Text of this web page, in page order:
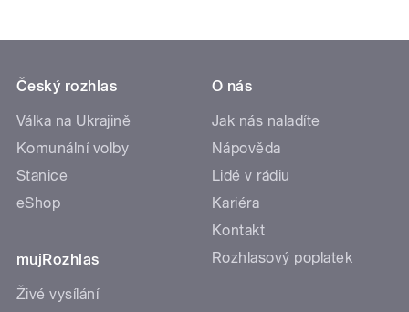
Český rozhlas
Válka na Ukrajině
Komunální volby
Stanice
eShop
mujRozhlas
Živé vysílání
O nás
Jak nás naladíte
Nápověda
Lidé v rádiu
Kariéra
Kontakt
Rozhlasový poplatek